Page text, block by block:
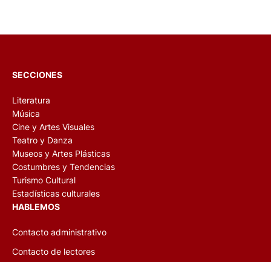
SECCIONES
Literatura
Música
Cine y Artes Visuales
Teatro y Danza
Museos y Artes Plásticas
Costumbres y Tendencias
Turismo Cultural
Estadísticas culturales
HABLEMOS
Contacto administrativo
Contacto de lectores